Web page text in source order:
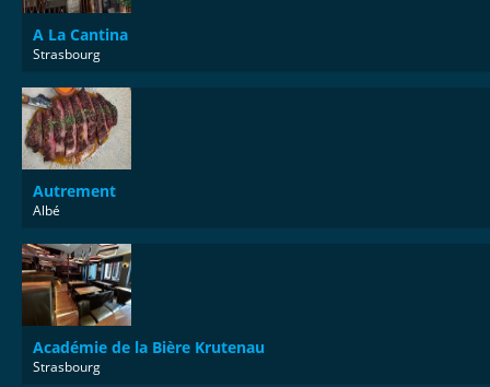
A La Cantina
Strasbourg
Autrement
Albé
Académie de la Bière Krutenau
Strasbourg